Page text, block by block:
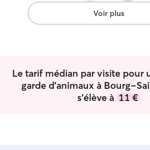
attitude à la cool fait toujours bon effet
sur les poilus! Je suis bénévole pour une
manger de la viande, c'est pour dire!) Je
récupère les animaux blessés ou trop
jeune pour survivre ( soit je les soignes
moi-même quand aucuns vétérinaires
Voir plus
Le tarif médian par visite pour
garde d'animaux à Bourg-
s'élève à 11 €